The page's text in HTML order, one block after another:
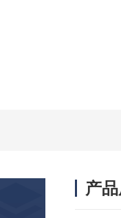
产